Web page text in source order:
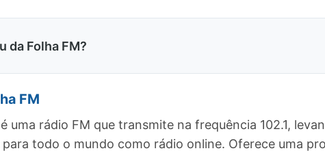
da Folha FM?
FM
uma rádio FM que transmite na frequência 102.1,
para todo o mundo como rádio online. Oferece uma